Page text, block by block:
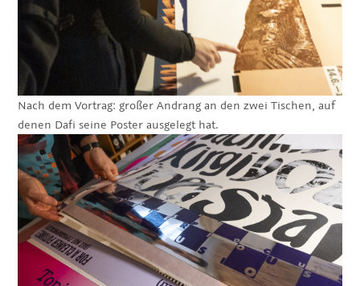
Nach dem Vortrag: großer Andrang an den zwei Tischen, auf
denen Dafi seine Poster ausgelegt hat.